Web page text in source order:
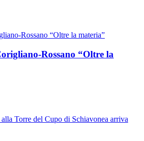
Rossano “Oltre la